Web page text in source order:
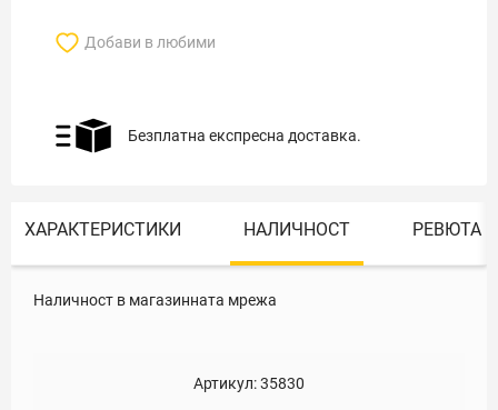
Добави в любими
Безплатна експресна доставка.
ХАРАКТЕРИСТИКИ НАЛИЧНОСТ РЕВЮТА
Наличност в магазинната мрежа
Артикул:35830